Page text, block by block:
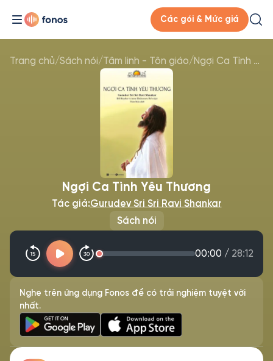
Các gói & Mức giá
Trang chủ/Sách nói/Tâm linh - Tôn giáo/ Ngợi Ca Tình Yêu Thương
Sách nói
Ngợi Ca Tình Yêu Thương
Tác giả:Gurudev Sri Sri Ravi Shankar
00:00 / 28:12
Nghe trên ứng dụng Fonos để có trải nghiệm tuyệt vời
nhất.